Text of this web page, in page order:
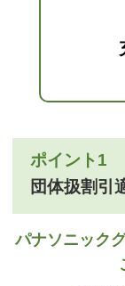
ポイント1
団体扱割引
パナソニック